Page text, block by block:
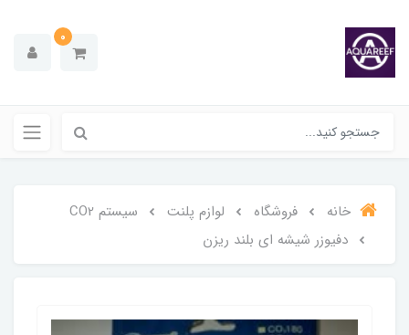
0
خانه فروشگاه لوازم پلنت
سیستم CO2
دفیوزر شیشه ای بلند ریزن